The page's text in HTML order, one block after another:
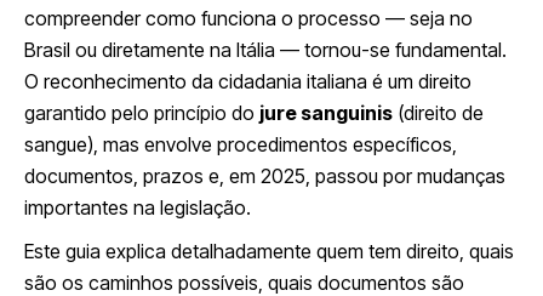
compreender como funciona o processo — seja no
Brasil ou diretamente na Itália — tornou-se fundamental.
O reconhecimento da cidadania italiana é um direito
garantido pelo princípio do jure sanguinis (direito de
sangue), mas envolve procedimentos específicos,
documentos, prazos e, em 2025, passou por mudanças
importantes na legislação.
Este guia explica detalhadamente quem tem direito, quais
são os caminhos possíveis, quais documentos são